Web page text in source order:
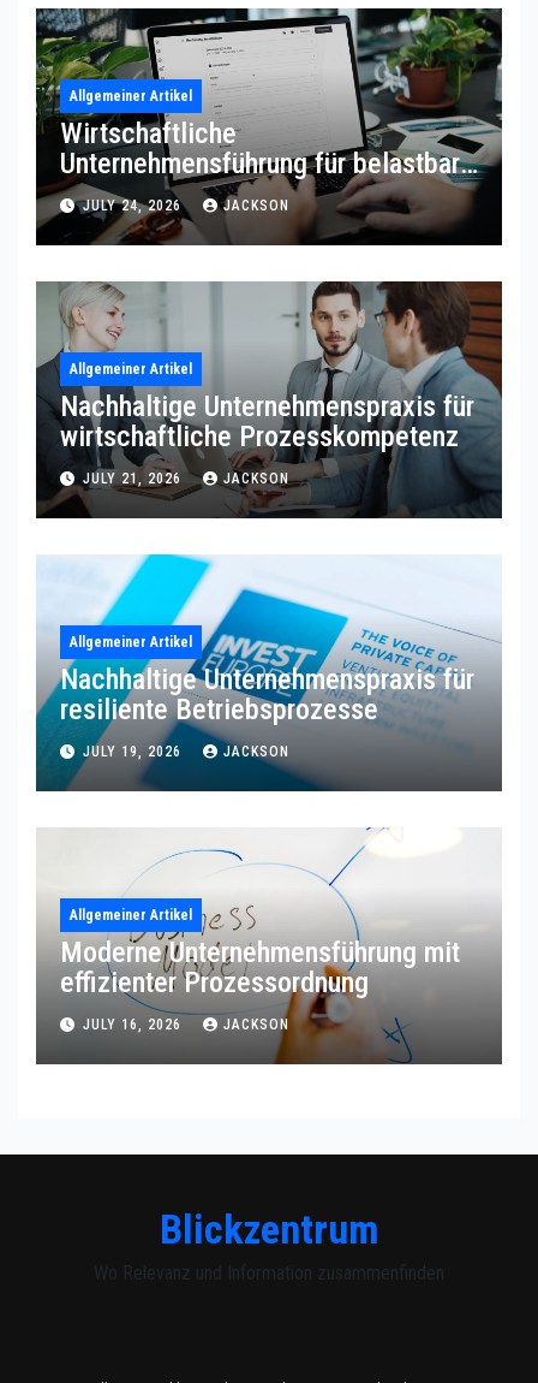
Allgemeiner Artikel
Wirtschaftliche
Unternehmensführung für belastbare
Prozessqualität
JULY 24, 2026 JACKSON
Allgemeiner Artikel
Nachhaltige Unternehmenspraxis für
wirtschaftliche Prozesskompetenz
JULY 21, 2026 JACKSON
Allgemeiner Artikel
Nachhaltige Unternehmenspraxis für
resiliente Betriebsprozesse
JULY 19, 2026 JACKSON
Allgemeiner Artikel
Moderne Unternehmensführung mit
effizienter Prozessordnung
JULY 16, 2026 JACKSON
Blickzentrum
Wo Relevanz und Information zusammenfinden